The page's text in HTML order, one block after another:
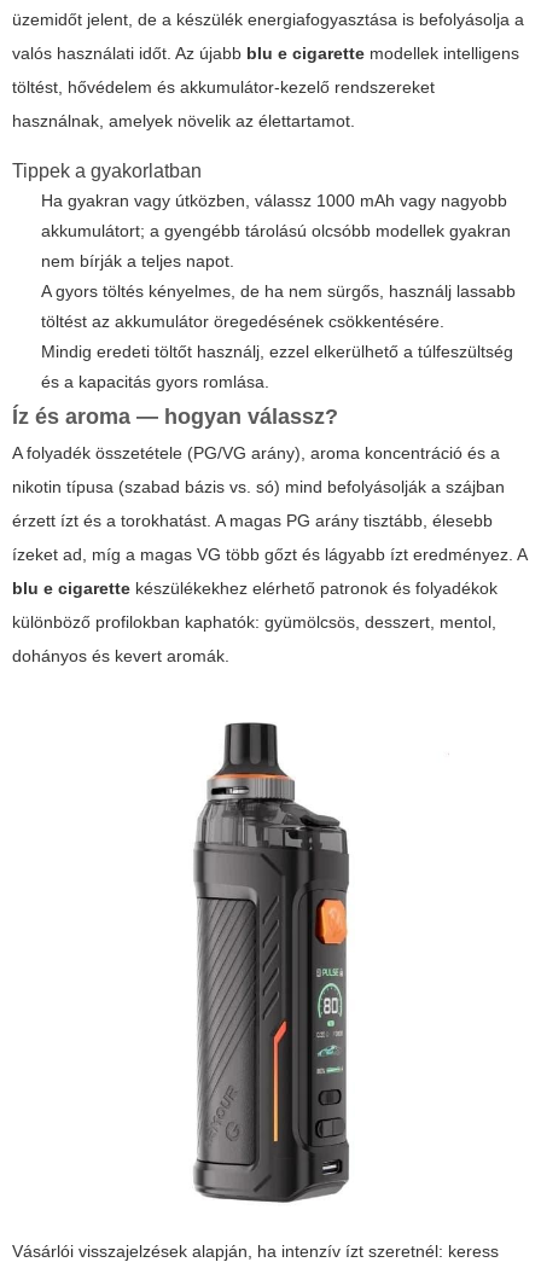
üzemidőt jelent, de a készülék energiafogyasztása is befolyásolja a
valós használati időt. Az újabb blu e cigarette modellek intelligens
töltést, hővédelem és akkumulátor-kezelő rendszereket
használnak, amelyek növelik az élettartamot.
Tippek a gyakorlatban
Ha gyakran vagy útközben, válassz 1000 mAh vagy nagyobb
akkumulátort; a gyengébb tárolású olcsóbb modellek gyakran
nem bírják a teljes napot.
A gyors töltés kényelmes, de ha nem sürgős, használj lassabb
töltést az akkumulátor öregedésének csökkentésére.
Mindig eredeti töltőt használj, ezzel elkerülhető a túlfeszültség
és a kapacitás gyors romlása.
Íz és aroma — hogyan válassz?
A folyadék összetétele (PG/VG arány), aroma koncentráció és a
nikotin típusa (szabad bázis vs. só) mind befolyásolják a szájban
érzett ízt és a torokhatást. A magas PG arány tisztább, élesebb
ízeket ad, míg a magas VG több gőzt és lágyabb ízt eredményez. A
blu e cigarette készülékekhez elérhető patronok és folyadékok
különböző profilokban kaphatók: gyümölcsös, desszert, mentol,
dohányos és kevert aromák.
Vásárlói visszajelzések alapján, ha intenzív ízt szeretnél: keress